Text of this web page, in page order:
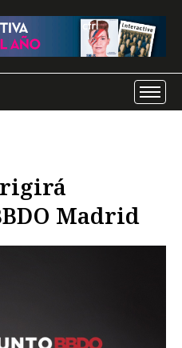
Madrid